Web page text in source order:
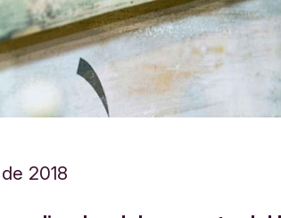
2018